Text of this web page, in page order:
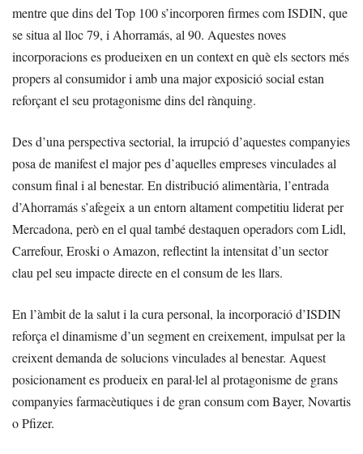
mentre que dins del Top 100 s’incorporen firmes com ISDIN, que
se situa al lloc 79, i Ahorramás, al 90. Aquestes noves
incorporacions es produeixen en un context en què els sectors més
propers al consumidor i amb una major exposició social estan
reforçant el seu protagonisme dins del rànquing.
Des d’una perspectiva sectorial, la irrupció d’aquestes companyies
posa de manifest el major pes d’aquelles empreses vinculades al
consum final i al benestar. En distribució alimentària, l’entrada
d’Ahorramás s’afegeix a un entorn altament competitiu liderat per
Mercadona, però en el qual també destaquen operadors com Lidl,
Carrefour, Eroski o Amazon, reflectint la intensitat d’un sector
clau pel seu impacte directe en el consum de les llars.
En l’àmbit de la salut i la cura personal, la incorporació d’ISDIN
reforça el dinamisme d’un segment en creixement, impulsat per la
creixent demanda de solucions vinculades al benestar. Aquest
posicionament es produeix en paral·lel al protagonisme de grans
companyies farmacèutiques i de gran consum com Bayer, Novartis
o Pfizer.